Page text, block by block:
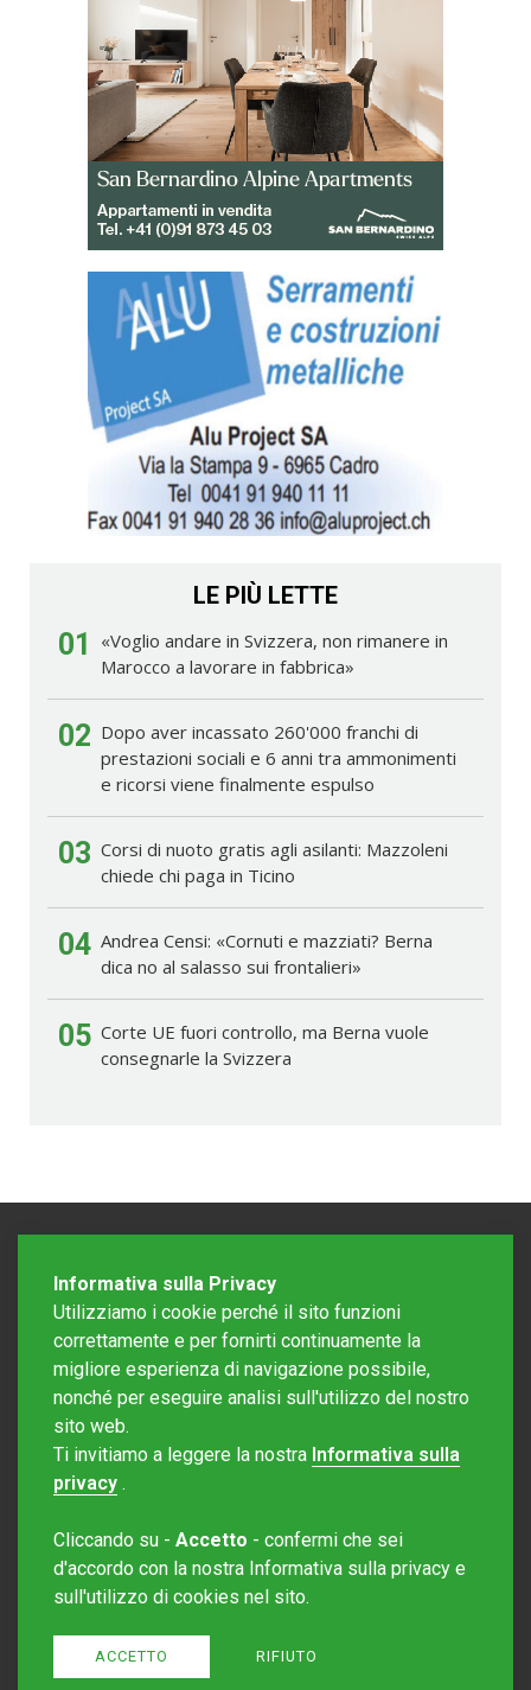
LE PIÙ LETTE
01
«Voglio andare in Svizzera, non rimanere in
Marocco a lavorare in fabbrica»
02 Dopo aver incassato 260'000 franchi di
prestazioni sociali e 6 anni tra ammonimenti
e ricorsi viene finalmente espulso
03 Corsi di nuoto gratis agli asilanti: Mazzoleni
chiede chi paga in Ticino
04 Andrea Censi: «Cornuti e mazziati? Berna
dica no al salasso sui frontalieri»
05 Corte UE fuori controllo, ma Berna vuole
consegnarle la Svizzera
Editore Rotostampa SA
Sito creato daRedesign
Informativa sulla Privacy
Utilizziamo i cookie perché il sito funzioni
correttamente e per fornirti continuamente la
migliore esperienza di navigazione possibile,
nonché per eseguire analisi sull'utilizzo del nostro
sito web.
Ti invitiamo a leggere la nostra Informativa sulla
privacy .
Cliccando su - Accetto - confermi che sei
d'accordo con la nostra Informativa sulla privacy e
sull'utilizzo di cookies nel sito.
ACCETTO RIFIUTO